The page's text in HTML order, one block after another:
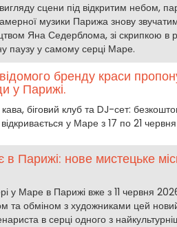
сцени під відкритим небом,
музики Парижа знову
Яна Седерблома, зі скрипкою в
паузу у самому серці Маре.
бренду краси
у Парижі.
кава, біговий клуб та DJ-сет:
у Маре з 17 по 21
в Парижі: нове мистецьке
у Маре в Парижі вже з 11 червня
та обміном з художниками цей
в серці одного з